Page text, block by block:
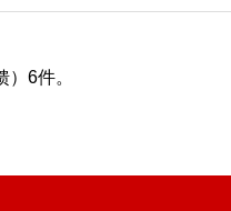
6件。